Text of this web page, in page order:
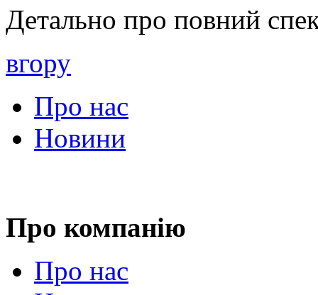
Детально про повний
вгору
Про нас
Новини
Про компанію
Про нас